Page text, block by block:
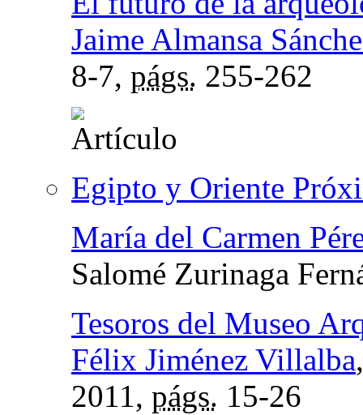
Jaime Almansa
8-7, págs. 255-262
Egipto y Oriente
María del Carmen
Salomé Zurinaga
Tesoros del Museo
Félix Jiménez Villalba
2011, págs. 15-26